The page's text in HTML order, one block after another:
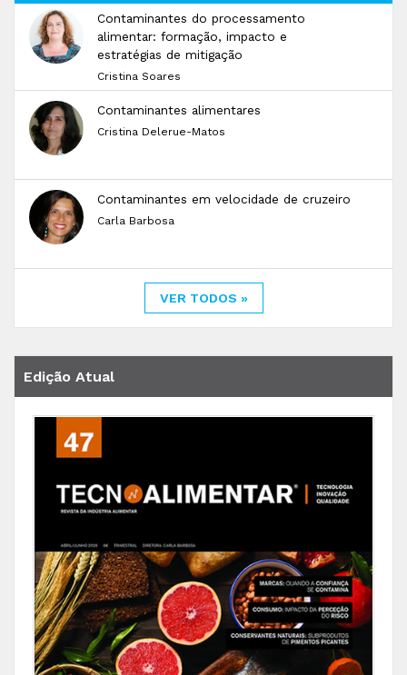
Contaminantes do processamento
alimentar: formação, impacto e
estratégias de mitigação
Cristina Soares
Contaminantes alimentares
Cristina Delerue-Matos
Contaminantes em velocidade de cruzeiro
Carla Barbosa
VER TODOS »
Edição Atual